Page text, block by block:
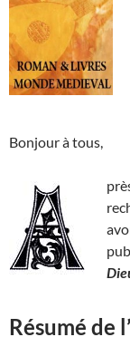
Bonjour à tous,
Résumé de